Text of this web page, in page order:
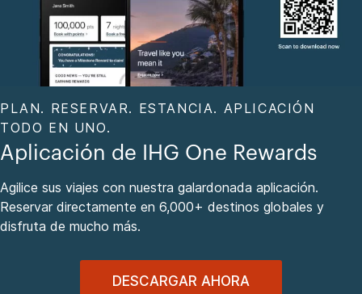
PLAN. RESERVAR. ESTANCIA. APLICACIÓN
TODO EN UNO.
Aplicación de IHG One Rewards
Agilice sus viajes con nuestra galardonada aplicación.
Reservar directamente en 6,000+ destinos globales y
disfruta de mucho más.
DESCARGAR AHORA